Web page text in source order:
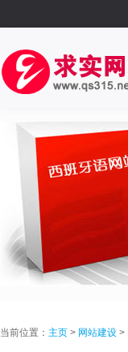
当前位置： 主页 > 网站建设 >